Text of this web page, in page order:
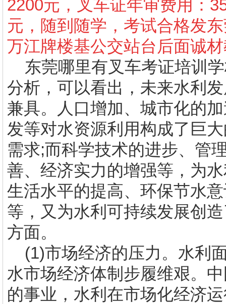
2200元，叉车证年审费用：
元，随到随学，考试合格发
万江牌楼基公交站台后面诚
东莞哪里有叉车考证培训
分析，可以看出，未来水利
兼具。人口增加、城市化的
发等对水资源利用构成了巨
需求;而科学技术的进步、管
善、经济实力的增强等，为
生活水平的提高、环保节水
等，又为水利可持续发展创
方面。
(1)市场经济的压力。水利
水市场经济体制步履维艰。
的事业，水利在市场化经济